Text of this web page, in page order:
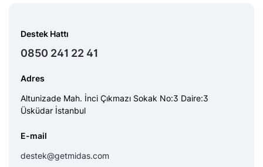
Destek Hattı
0850 241 22 41
Adres
Altunizade Mah. İnci Çıkmazı Sokak No:3 Daire:3
Üsküdar İstanbul
E-mail
destek@getmidas.com